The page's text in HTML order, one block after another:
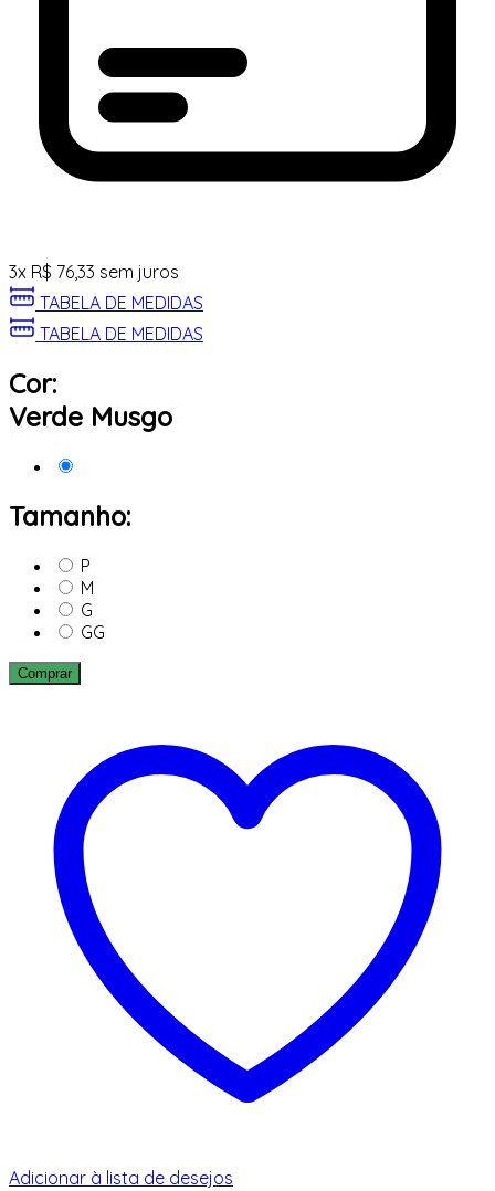
3x R$ 76,33 sem juros
TABELA DE MEDIDAS
TABELA DE MEDIDAS
Cor:
Verde Musgo
Tamanho:
P
M
G
GG
Comprar
Adicionar à lista de desejos